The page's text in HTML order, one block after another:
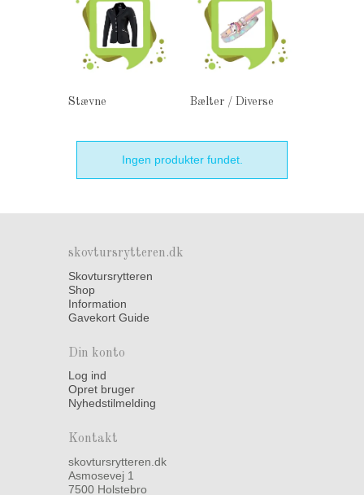
Stævne Bælter / Diverse
Ingen produkter fundet.
skovtursrytteren.dk
Skovtursrytteren
Shop
Information
Gavekort Guide
Din konto
Log ind
Opret bruger
Nyhedstilmelding
Kontakt
skovtursrytteren.dk
Asmosevej 1
7500 Holstebro